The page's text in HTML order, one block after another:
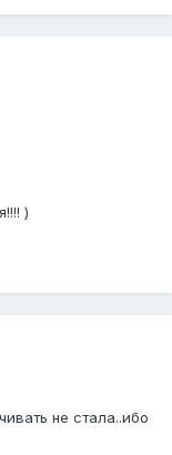
)
не стала..ибо